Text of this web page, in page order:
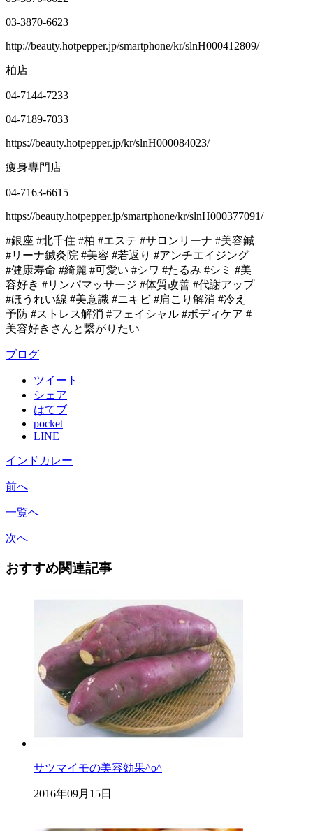
03-3870-6623
http://beauty.hotpepper.jp/smartphone/kr/slnH000412809/
柏店
04-7144-7233
04-7189-7033
https://beauty.hotpepper.jp/kr/slnH000084023/
痩身専門店
04-7163-6615
https://beauty.hotpepper.jp/smartphone/kr/slnH000377091/
#銀座 #北千住 #柏 #エステ #サロンリーナ #美容鍼
#リーナ鍼灸院 #美容 #若返り #アンチエイジング
#健康寿命 #綺麗 #可愛い #シワ #たるみ #シミ #美
容好き #リンパマッサージ #体質改善 #代謝アップ
#ほうれい線 #美意識 #ニキビ #肩こり解消 #冷え
予防 #ストレス解消 #フェイシャル #ボディケア #
美容好きさんと繋がりたい
ブログ
ツイート
シェア
はてブ
pocket
LINE
インドカレー
前へ
一覧へ
次へ
おすすめ関連記事
サツマイモの美容効果^o^
2016年09月15日